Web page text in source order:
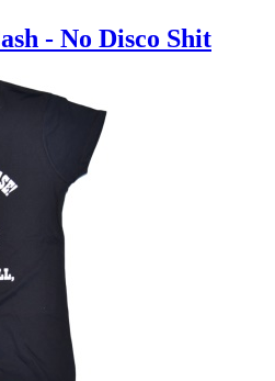
- No Disco Shit